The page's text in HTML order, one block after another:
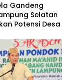
Gandeng
Selatan
Potensi Desa